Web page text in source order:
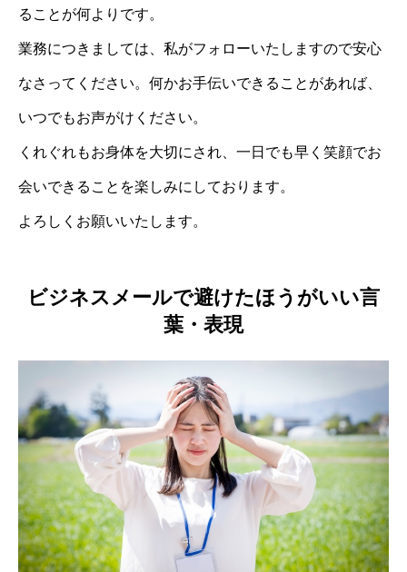
ることが何よりです。
業務につきましては、私がフォローいたしますので安心
なさってください。何かお手伝いできることがあれば、
いつでもお声がけください。
くれぐれもお身体を大切にされ、一日でも早く笑顔でお
会いできることを楽しみにしております。
よろしくお願いいたします。
ビジネスメールで避けたほうがいい言
葉・表現